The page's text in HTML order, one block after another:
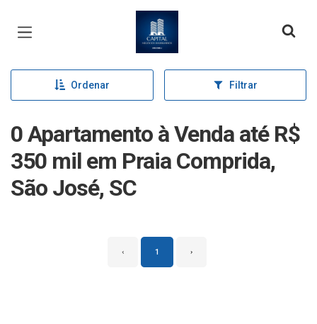
Página inicial
Ordenar Filtrar
0 Apartamento à Venda até R$
350 mil em Praia Comprida,
São José, SC
‹ 1 ›